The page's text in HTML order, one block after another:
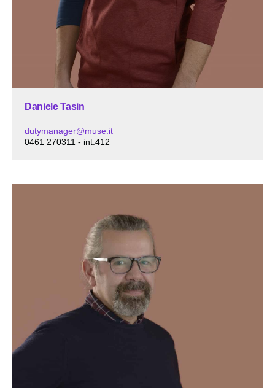
Daniele Tasin
dutymanager@muse.it
0461 270311 - int.412